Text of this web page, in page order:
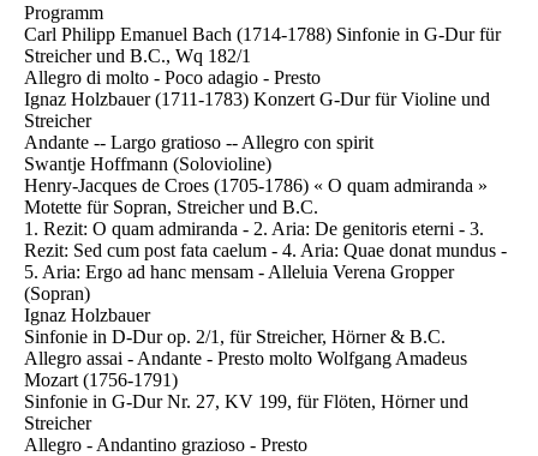
Programm
Carl Philipp Emanuel Bach (1714-1788) Sinfonie in G-Dur für
Streicher und B.C., Wq 182/1
Allegro di molto - Poco adagio - Presto
Ignaz Holzbauer (1711-1783) Konzert G-Dur für Violine und
Streicher
Andante -- Largo gratioso -- Allegro con spirit
Swantje Hoffmann (Solovioline)
Henry-Jacques de Croes (1705-1786) « O quam admiranda »
Motette für Sopran, Streicher und B.C.
1. Rezit: O quam admiranda - 2. Aria: De genitoris eterni - 3.
Rezit: Sed cum post fata caelum - 4. Aria: Quae donat mundus -
5. Aria: Ergo ad hanc mensam - Alleluia Verena Gropper
(Sopran)
Ignaz Holzbauer
Sinfonie in D-Dur op. 2/1, für Streicher, Hörner & B.C.
Allegro assai - Andante - Presto molto Wolfgang Amadeus
Mozart (1756-1791)
Sinfonie in G-Dur Nr. 27, KV 199, für Flöten, Hörner und
Streicher
Allegro - Andantino grazioso - Presto